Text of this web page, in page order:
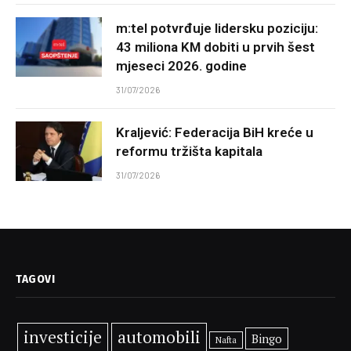
m:tel potvrđuje lidersku poziciju:
43 miliona KM dobiti u prvih šest
mjeseci 2026. godine
31/07/2026
Kraljević: Federacija BiH kreće u
reformu tržišta kapitala
31/07/2026
TAGOVI
investicije automobili Nafta Bingo